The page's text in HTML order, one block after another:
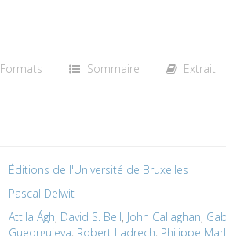
Formats Sommaire Extrait
Éditions de l'Université de Bruxelles
Pascal Delwit
Attila Ágh, David S. Bell, John Callaghan,
Gueorguieva, Robert Ladrech, Philippe